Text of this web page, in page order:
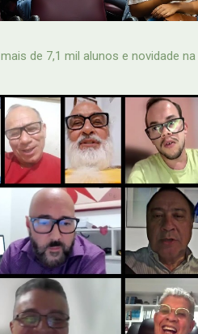
de 7,1 mil alunos e novidade na